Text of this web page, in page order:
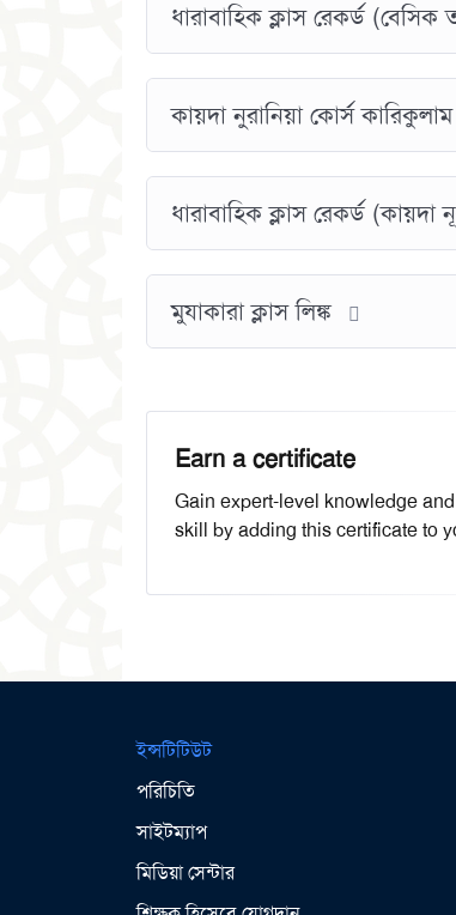
ধারাবাহিক ক্লাস রেকর্ড
কায়দা নুরানিয়া কোর্স কারিকুলাম
ধারাবাহিক ক্লাস রেকর্ড (কায়দা
মুযাকারা ক্লাস লিঙ্ক
Earn a certificate
Gain expert-level knowledge
skill by adding this certificate to
ইন্সটিটিউট
পরিচিতি
সাইটম্যাপ
মিডিয়া সেন্টার